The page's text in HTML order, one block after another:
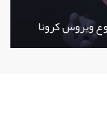
ویروس کرونا